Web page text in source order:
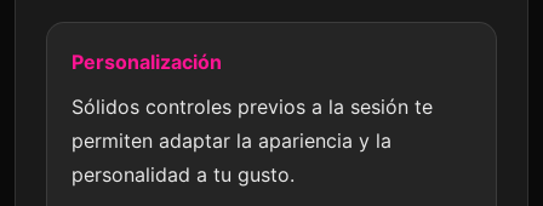
Personalización
Sólidos controles previos a la sesión te
permiten adaptar la apariencia y la
personalidad a tu gusto.